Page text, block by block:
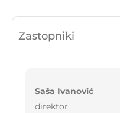
Zastopniki
Saša Ivanović
direktor